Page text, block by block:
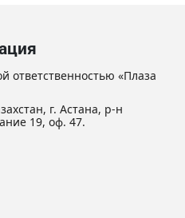
ответственностью «Плаза
г. Астана, р-н
19, оф. 47.